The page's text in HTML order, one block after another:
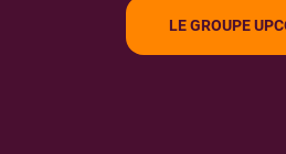
LE GROUPE